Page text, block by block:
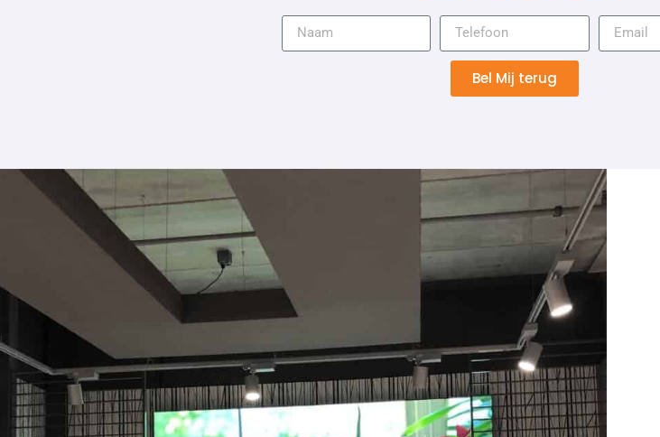
Bel Mij terug